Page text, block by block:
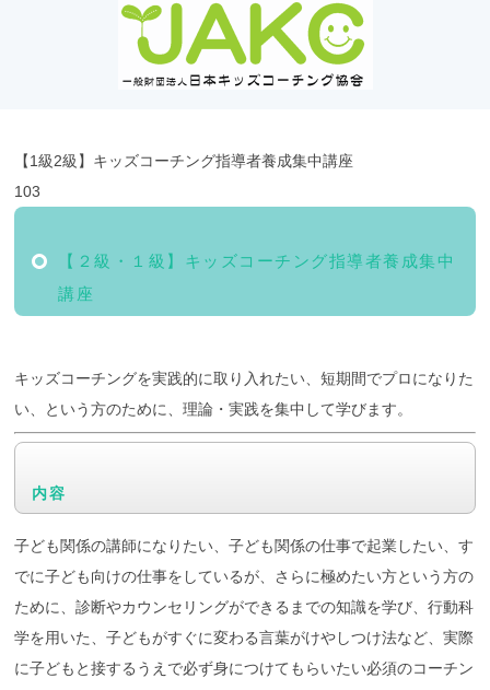
【1級2級】キッズコーチング指導者養成集中講座
103
【２級・１級】キッズコーチング指導者養成集中
講座
キッズコーチングを実践的に取り入れたい、短期間でプロになりた
い、という方のために、理論・実践を集中して学びます。
内容
子ども関係の講師になりたい、子ども関係の仕事で起業したい、す
でに子ども向けの仕事をしているが、さらに極めたい方という方の
ために、診断やカウンセリングができるまでの知識を学び、行動科
学を用いた、子どもがすぐに変わる言葉がけやしつけ法など、実際
に子どもと接するうえで必ず身につけてもらいたい必須のコーチン